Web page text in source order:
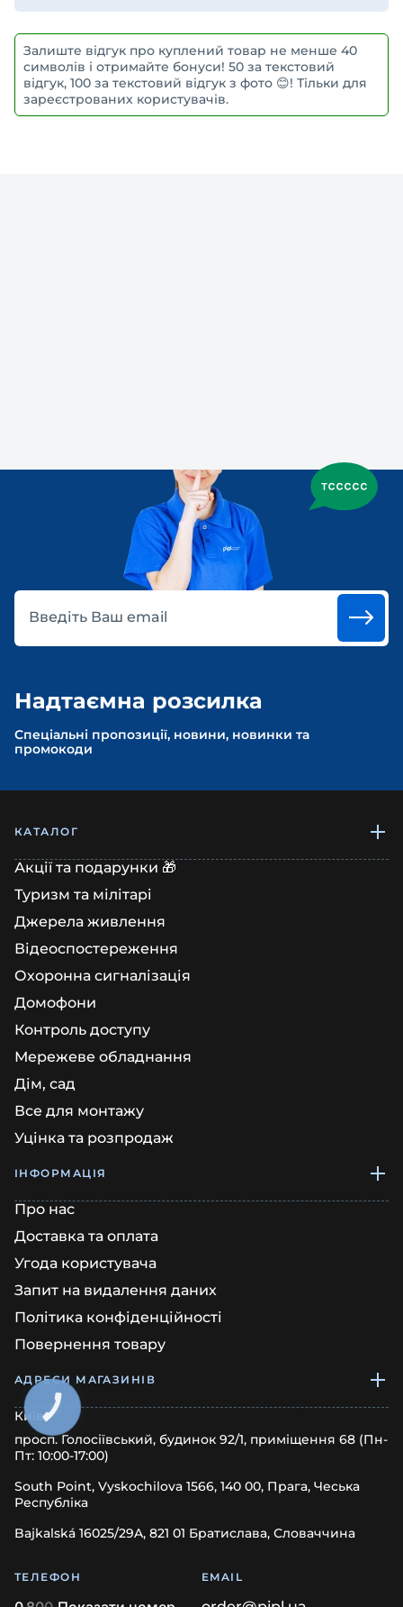
Залиште відгук про куплений товар не менше 40
символів і отримайте бонуси! 50 за текстовий
відгук, 100 за текстовий відгук з фото 😊! Тільки для
зареєстрованих користувачів.
Введіть Ваш email
Надтаємна розсилка
Спеціальні пропозиції, новини, новинки та
промокоди
КАТАЛОГ
Акції та подарунки 🎁
Туризм та мілітарі
Джерела живлення
Відеоспостереження
Охоронна сигналізація
Домофони
Контроль доступу
Мережеве обладнання
Дім, сад
Все для монтажу
Уцінка та розпродаж
ІНФОРМАЦІЯ
Про нас
Доставка та оплата
Угода користувача
Запит на видалення даних
Політика конфіденційності
Повернення товару
АДРЕСИ МАГАЗИНІВ
Київ
просп. Голосіївський, будинок 92/1, приміщення 68 (Пн-
Пт: 10:00-17:00)
South Point, Vyskochilova 1566, 140 00, Прага, Чеська
Республіка
Bajkalská 16025/29A, 821 01 Братислава, Словаччина
ТЕЛЕФОН EMAIL
КНОПКА
ЗВ'ЯЗКУ